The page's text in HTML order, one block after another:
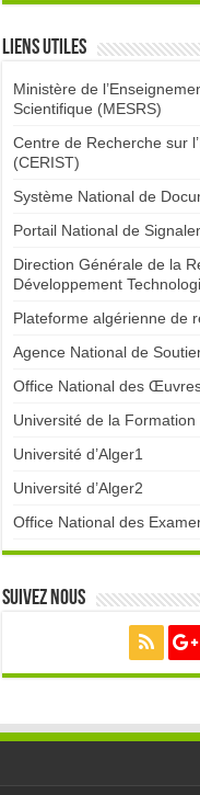
Liens utiles
Ministère de
Scientifique (MESRS)
Centre de Recherche sur
(CERIST)
Système National de
Portail National de
Direction Générale de la
Développement
Plateforme algérienne de
Agence National de
Office National des
Université de la
Université d’Alger1
Université d’Alger2
Office National des
Suivez nous